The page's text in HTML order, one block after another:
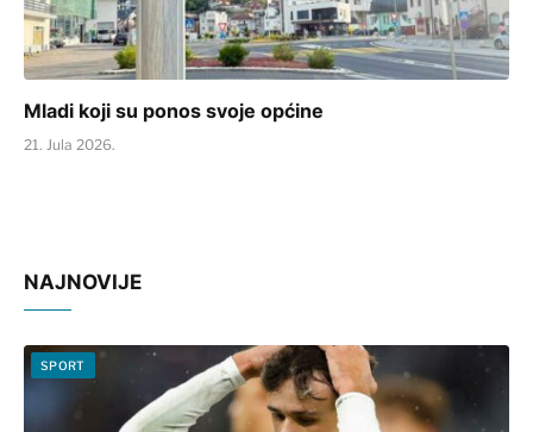
Mladi koji su ponos svoje općine
21. Jula 2026.
NAJNOVIJE
SPORT